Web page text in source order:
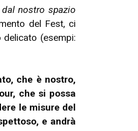
nostro spazio
del Fest, ci
(esempi:
che è nostro,
che si possa
le misure del
e andrà